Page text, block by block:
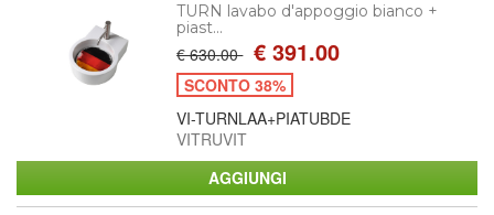
TURN lavabo d'appoggio bianco +
piast...
€ 630.00 € 391.00
SCONTO 38%
VI-TURNLAA+PIATUBDE
VITRUVIT